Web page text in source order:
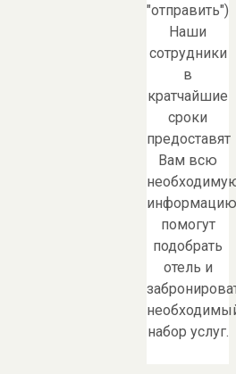
"отправить")
Наши
сотрудники
в
кратчайшие
сроки
предоставят
Вам всю
помогут
подобрать
отель и
набор услуг.